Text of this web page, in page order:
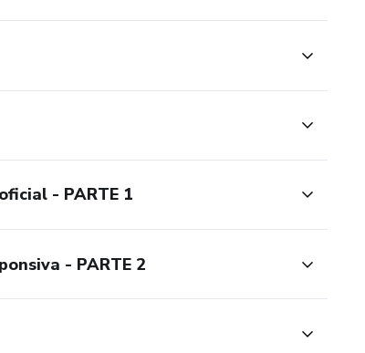
curso.
é uma nutricionista experiente e apaixonada
durante todo seu acesso ao curso, garantindo
você receberá um certificado que valida suas
- PARTE 1
- PARTE 2